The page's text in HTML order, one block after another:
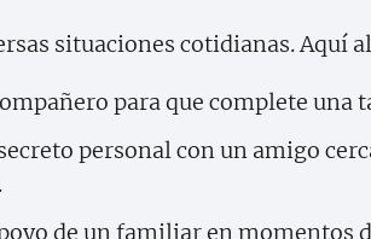
situaciones cotidianas. Aquí
para que complete una
personal con un amigo
de un familiar en momentos